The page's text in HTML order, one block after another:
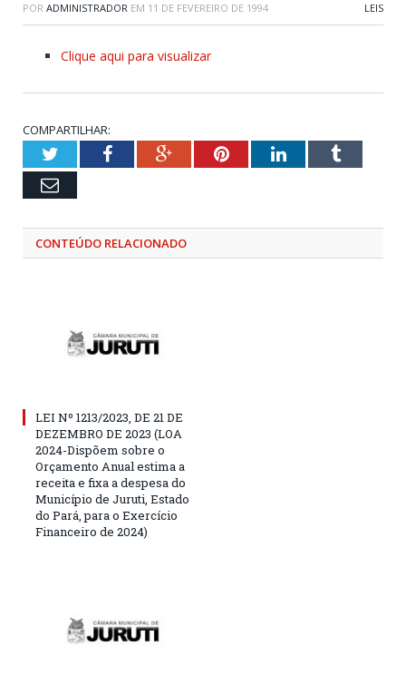
POR ADMINISTRADOR EM 11 DE FEVEREIRO DE 1994 LEIS
Clique aqui para visualizar
COMPARTILHAR:
TwitterFacebookGoogle+PinterestLinkedInTumblr
Email
CONTEÚDO RELACIONADO
LEI Nº 1213/2023, DE 21 DE
DEZEMBRO DE 2023 (LOA
2024-Dispõem sobre o
Orçamento Anual estima a
receita e fixa a despesa do
Município de Juruti, Estado
do Pará, para o Exercício
Financeiro de 2024)